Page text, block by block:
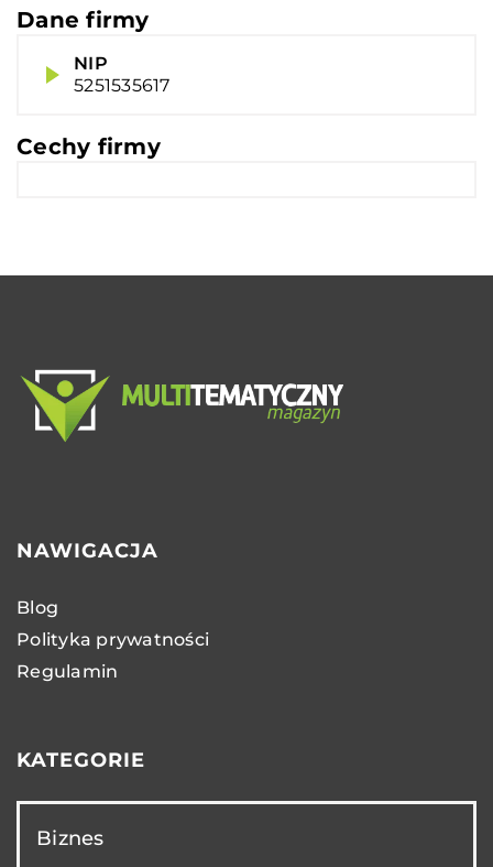
Dane firmy
NIP
5251535617
Cechy firmy
NAWIGACJA
Blog
Polityka prywatności
Regulamin
KATEGORIE
Biznes